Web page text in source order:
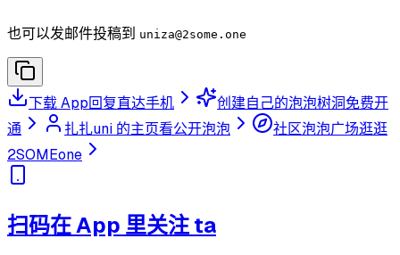
也可以发邮件投稿到 uniza@2some.one
下载 App回复直达手机 创建自己的泡泡树洞免费开
通
扎扎uni 的主页看公开泡泡 社区泡泡广场逛逛
2SOMEone
扫码在 App 里关注 ta